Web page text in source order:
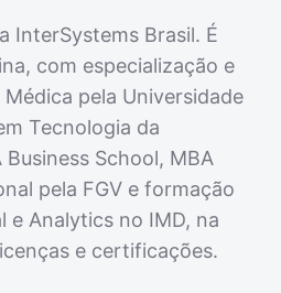
InterSystems Brasil. É
com especialização e
pela Universidade
Tecnologia da
School, MBA
pela FGV e formação
e Analytics no IMD, na
e certificações.